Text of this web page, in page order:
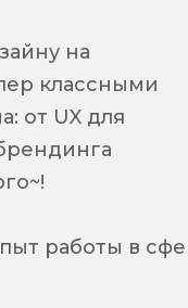
на
классными
от UX для
работы в